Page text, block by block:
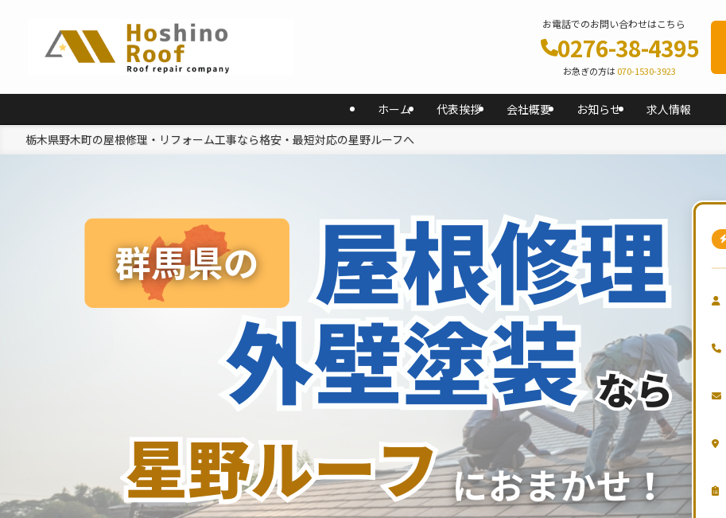
ホーム 代表挨拶 会社概要 お知らせ 求人情報
お電話でのお問い合わせはこちら
0276-38-4395
お急ぎの方は 070-1530-3923
栃木県野木町の屋根修理・リフォーム工事なら格安・最短対応の星野ルーフへ